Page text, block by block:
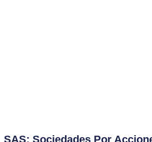
SAS: Sociedades Por